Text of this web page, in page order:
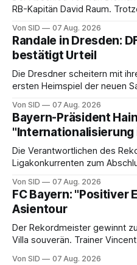
RB-Kapitän David Raum.
Von SID 07 Aug. 2026
Randale in Dresden:
bestätigt Urteil
Die Dresdner scheitern mit
ersten Heimspiel der neuen
Von SID 07 Aug. 2026
Bayern-Präsident
"Internationalisierung
Die Verantwortlichen des
Ligakonkurrenten zum
Von SID 07 Aug. 2026
FC Bayern: "Positiver
Asientour
Der Rekordmeister gewinnt
Villa souverän. Trainer
Von SID 07 Aug. 2026